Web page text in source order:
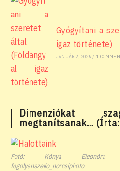
Gyógyítani a
igaz története)
JANUÁR 2, 2025 / 1
Dimenziókat
megtanítsanak…
Fotó: Kónya Eleonóra
fogolyanszello_norcsiphoto